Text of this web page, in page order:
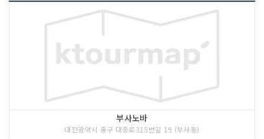
부사노바
대전광역시 중구 대종로315번길 19 (부사동)